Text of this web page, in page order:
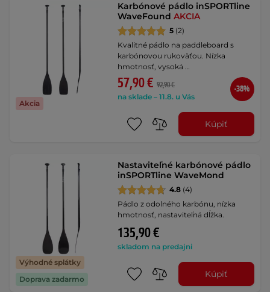
Akcia
Karbónové pádlo inSPORTline
WaveFoundAKCIA
5 (2)
Kvalitné pádlo na paddleboard s
karbónovou rukoväťou. Nízka
hmotnosť, vysoká …
57,90 € 92,90 €
na sklade – 11.8. u Vás
-38%
Kúpiť
Výhodné splátky
Doprava zadarmo
Nastaviteľné karbónové pádlo
inSPORTline WaveMond
4.8 (4)
Pádlo z odolného karbónu, nízka
hmotnosť, nastaviteľná dĺžka.
135,90 €
skladom na predajni
Kúpiť